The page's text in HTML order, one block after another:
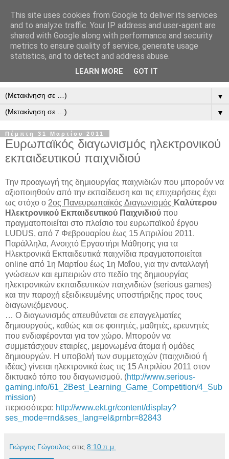
▼
▼
Πέμπτη 31 Μαρτίου 2011
Eυρωπαϊκός διαγωνισμός ηλεκτρονικού
εκπαιδευτικού παιχνιδιού
Την προαγωγή της δημιουργίας παιχνιδιών που μπορούν να
αξιοποιηθούν από την εκπαίδευση και τις επιχειρήσεις έχει
ως στόχο ο 2ος Πανευρωπαϊκός Διαγωνισμός Καλύτερου
Ηλεκτρονικού Εκπαιδευτικού Παιχνιδιού που
πραγματοποιείται στο πλαίσιο του ευρωπαϊκού έργου
LUDUS, από 7 Φεβρουαρίου έως 15 Απριλίου 2011.
Παράλληλα, Ανοιχτό Εργαστήρι Μάθησης για τα
Ηλεκτρονικά Εκπαιδευτικά παιχνίδια πραγματοποιείται
online από 1η Μαρτίου έως 1η Μαΐου, για την ανταλλαγή
γνώσεων και εμπειριών στο πεδίο της δημιουργίας
ηλεκτρονικών εκπαιδευτικών παιχνιδιών (serious games)
και την παροχή εξειδικευμένης υποστήριξης προς τους
διαγωνιζόμενους.
… Ο διαγωνισμός απευθύνεται σε επαγγελματίες
δημιουργούς, καθώς και σε φοιτητές, μαθητές, ερευνητές
που ενδιαφέρονται για τον χώρο. Μπορούν να
συμμετάσχουν εταιρίες, μεμονωμένα άτομα ή ομάδες
δημιουργών. Η υποβολή των συμμετοχών (παιχνιδιού ή
ιδέας) γίνεται ηλεκτρονικά έως τις 15 Απριλίου 2011 στον
δικτυακό τόπο του διαγωνισμού. (http://www.serious-
gaming.info/61_2Best_Learning_Game_Competition/4_Sub
mission)
περισσότερα: http://www.ekt.gr/content/display?
ses_mode=rnd&ses_lang=el&prnbr=82843
Γιώργος Γώγουλος στις 8:10 π.μ.
This site uses cookies from Google to deliver its services
and to analyze traffic. Your IP address and user-agent are
shared with Google along with performance and security
metrics to ensure quality of service, generate usage
statistics, and to detect and address abuse.
LEARN MORE GOT IT